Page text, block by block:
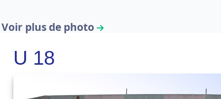
Voir plus de photo
U 18